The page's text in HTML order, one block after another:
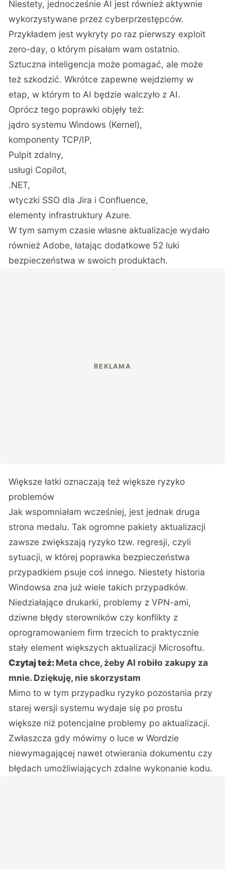
Niestety, jednocześnie AI jest również aktywnie
wykorzystywane przez cyberprzestępców.
Przykładem jest wykryty po raz pierwszy exploit
zero-day, o którym pisałam wam ostatnio.
Sztuczna inteligencja może pomagać, ale może
też szkodzić. Wkrótce zapewne wejdziemy w
etap, w którym to AI będzie walczyło z AI.
Oprócz tego poprawki objęły też:
jądro systemu Windows (Kernel),
komponenty TCP/IP,
Pulpit zdalny,
usługi Copilot,
.NET,
wtyczki SSO dla Jira i Confluence,
elementy infrastruktury Azure.
W tym samym czasie własne aktualizacje wydało
również Adobe, łatając dodatkowe 52 luki
bezpieczeństwa w swoich produktach.
Większe łatki oznaczają też większe ryzyko
problemów
Jak wspomniałam wcześniej, jest jednak druga
strona medalu. Tak ogromne pakiety aktualizacji
zawsze zwiększają ryzyko tzw. regresji, czyli
sytuacji, w której poprawka bezpieczeństwa
przypadkiem psuje coś innego. Niestety historia
Windowsa zna już wiele takich przypadków.
Niedziałające drukarki, problemy z VPN-ami,
dziwne błędy sterowników czy konflikty z
oprogramowaniem firm trzecich to praktycznie
stały element większych aktualizacji Microsoftu.
Czytaj też:Meta chce, żeby AI robiło zakupy za
mnie. Dziękuję, nie skorzystam
Mimo to w tym przypadku ryzyko pozostania przy
starej wersji systemu wydaje się po prostu
większe niż potencjalne problemy po aktualizacji.
Zwłaszcza gdy mówimy o luce w Wordzie
niewymagającej nawet otwierania dokumentu czy
błędach umożliwiających zdalne wykonanie kodu.